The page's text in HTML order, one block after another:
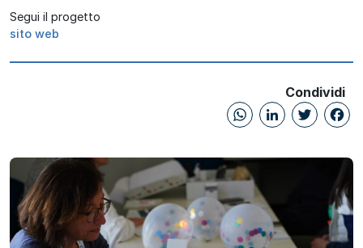
Segui il progetto
sito web
Condividi